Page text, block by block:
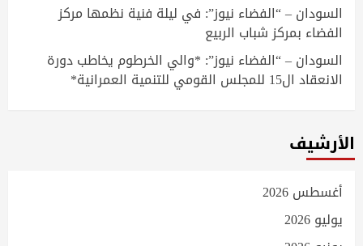
السودان – “الفضاء نيوز”: في ليلة فنية نظمها مركز
الفضاء بمركز شباب الربيع
السودان – “الفضاء نيوز”: *والي الخرطوم يخاطب دورة
الانعقاد ال15 للمجلس القومي للتنمية العمرانية*
الأرشيف
أغسطس 2026
يوليو 2026